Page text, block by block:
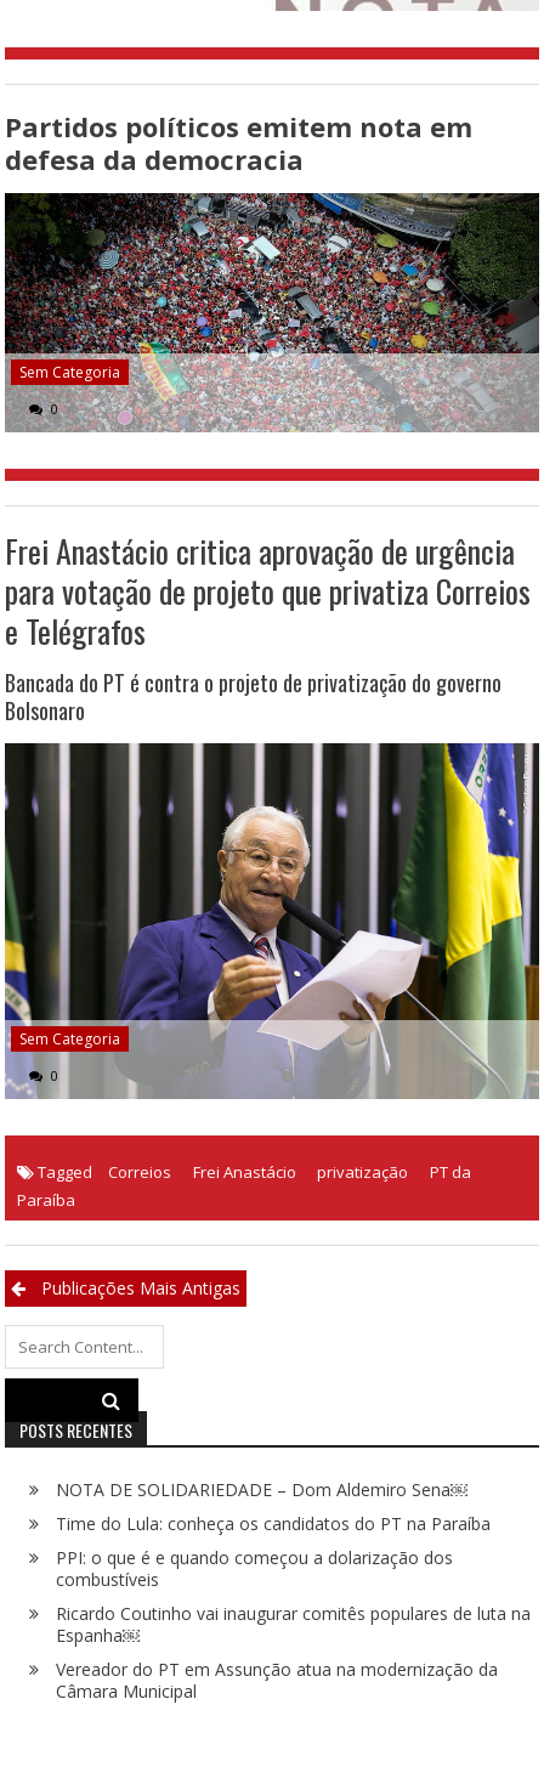
Partidos políticos emitem nota em
defesa da democracia
Sem Categoria
0
Frei Anastácio critica aprovação de urgência
para votação de projeto que privatiza Correios
e Telégrafos
Bancada do PT é contra o projeto de privatização do governo
Bolsonaro
Sem Categoria
0
Tagged Correios Frei Anastácio privatização
PT da
Paraíba
Navegação
por
posts
Publicações Mais Antigas
Search
for:
POSTS RECENTES
NOTA DE SOLIDARIEDADE – Dom Aldemiro Sena￼
Time do Lula: conheça os candidatos do PT na Paraíba
PPI: o que é e quando começou a dolarização dos
combustíveis
Ricardo Coutinho vai inaugurar comitês populares de luta na
Espanha￼
Vereador do PT em Assunção atua na modernização da
Câmara Municipal